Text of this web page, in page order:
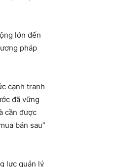
lớn đến
pháp
cạnh tranh
đã vững
cần được
bán sau”
lực quản lý